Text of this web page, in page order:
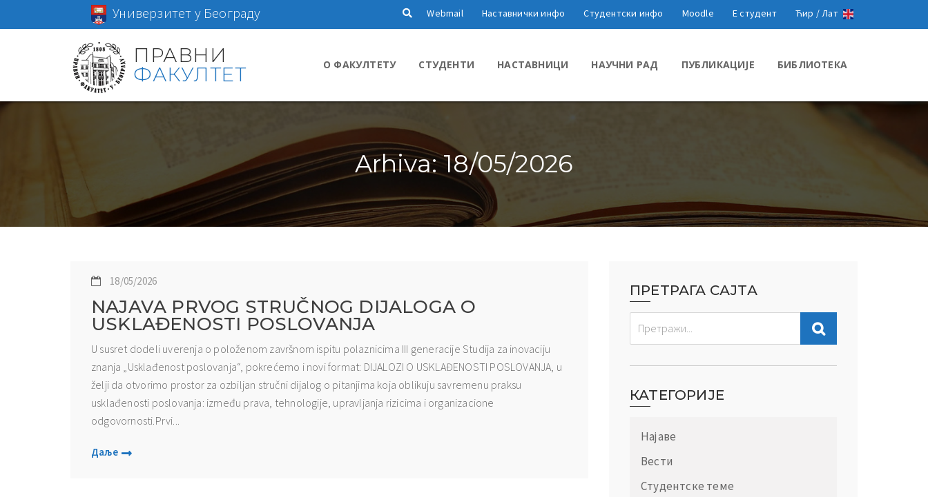
Универзитет у Београду Webmail Наставнички инфо Студентски инфо Moodle Е студент Ћир /Лат
ПРАВНИ
ФАКУЛТЕТ
О ФАКУЛТЕТУ СТУДЕНТИ НАСТАВНИЦИ НАУЧНИ РАД ПУБЛИКАЦИЈЕ БИБЛИОТЕКА
Arhiva: 18/05/2026
18/05/2026
NAJAVA PRVOG STRUČNOG DIJALOGA O
USKLAĐENOSTI POSLOVANJA
U susret dodeli uverenja o položenom završnom ispitu polaznicima III generacije Studija za inovaciju
znanja „Usklađenost poslovanja“, pokrećemo i novi format: DIJALOZI O USKLAĐENOSTI POSLOVANJA, u
želji da otvorimo prostor za ozbiljan stručni dijalog o pitanjima koja oblikuju savremenu praksu
usklađenosti poslovanja: između prava, tehnologije, upravljanja rizicima i organizacione
odgovornosti.Prvi...
Даље
ПРЕТРАГА САЈТА
КАТЕГОРИЈЕ
Најаве
Вести
Студентске теме